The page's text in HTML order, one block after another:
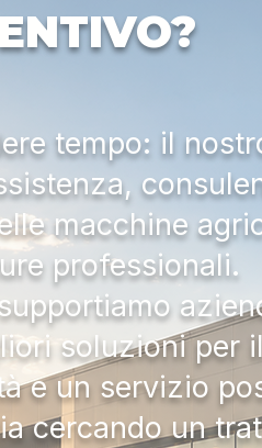
tempo: il
macchine
professionali.
soluzioni per
e un servizio
cercando un